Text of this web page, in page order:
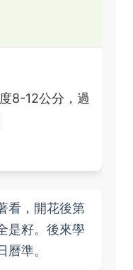
8-12公分，過
看，開花後第
是籽。後來學
準。